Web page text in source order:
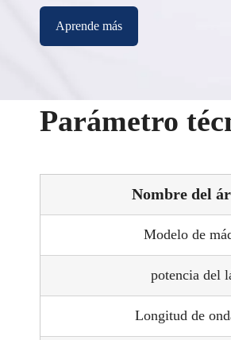
Aprende más
Parámetro
Nombre del
Modelo de
potencia del
Longitud de